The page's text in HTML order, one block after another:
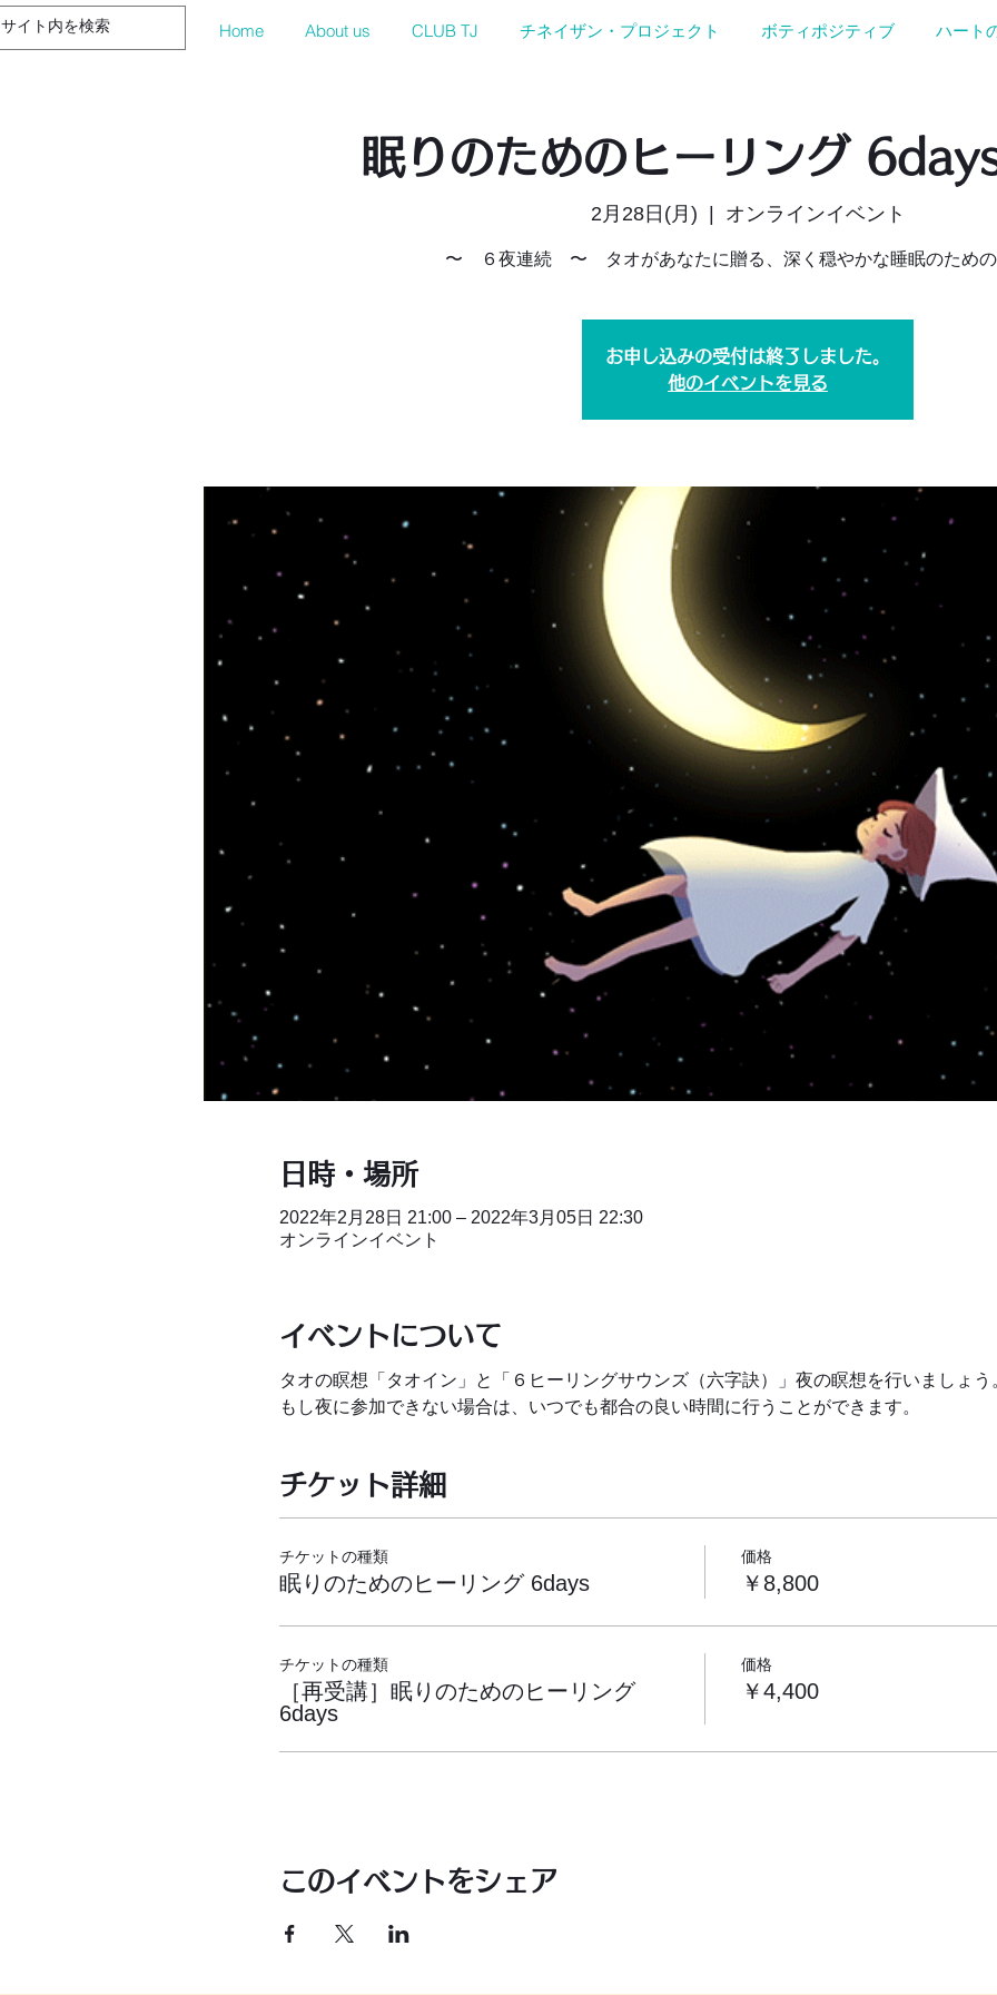
Home About us CLUB TJ チネイザン・プロジェクト ボティポジティブ ハート
眠りのためのヒーリング
2月28日(月) オンラインイベント
〜 ６夜連続 〜 タオがあなたに贈る、深く穏やかな睡眠のため
お申し込みの受付は終了しました。
他のイベントを見る
日時・場所
2022年2月28日 21:00 – 2022年3月05日 22:30
オンラインイベント
イベントについて
タオの瞑想「タオイン」と「６ヒーリングサウンズ（六字訣）」夜の瞑想を行いましょう
もし夜に参加できない場合は、いつでも都合の良い時間に行うことができます。
チケット詳細
チケットの種類
​眠りのためのヒーリング 6days
価格
￥8,800
チケットの種類
［再受講］​眠りのためのヒーリング
6days
価格
￥4,400
このイベントをシェア